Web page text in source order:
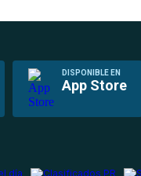
DISPONIBLE EN
App Store